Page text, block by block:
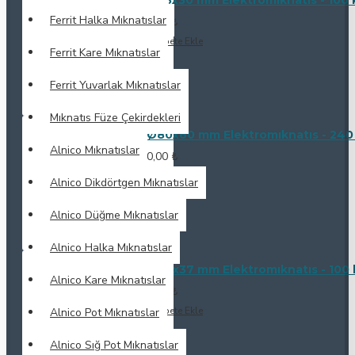
Ferrit Halka Mıknatıslar
Ferrit Kare Mıknatıslar
Ferrit Yuvarlak Mıknatıslar
Mıknatıs Füze Çekirdekleri
Alnico Mıknatıslar
Alnico Dikdörtgen Mıknatıslar
Alnico Düğme Mıknatıslar
Alnico Halka Mıknatıslar
Alnico Kare Mıknatıslar
Alnico Pot Mıknatıslar
Alnico Sığ Pot Mıknatıslar
0,00 ₺
Sepete Ekle
Ø80x60 mm Elektromıknatıs -
0,00 ₺
Sepete Ekle
Ø60x37 mm Elektromıknatıs -
0,00 ₺
Sepete Ekle